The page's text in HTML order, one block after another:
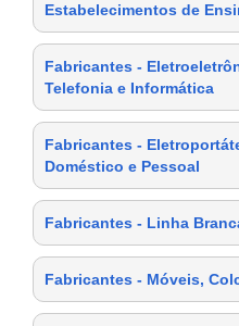
Estabelecimentos de
Fabricantes -
Telefonia e Informática
Fabricantes -
Doméstico e Pessoal
Fabricantes - Linha
Fabricantes - Móveis,